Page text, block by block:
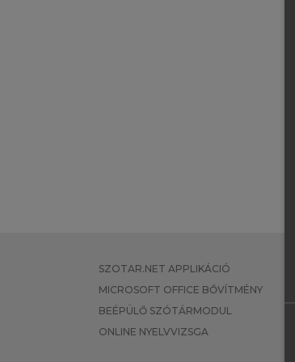
SZOTAR.NET APPLIKÁCIÓ
MICROSOFT OFFICE BŐVÍTMÉNY
BEÉPÜLŐ SZÓTÁRMODUL
ONLINE NYELVVIZSGA